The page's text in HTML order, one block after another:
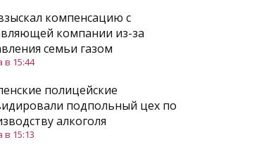
компенсацию с
компании из-за
семьи газом
в 15:44
полицейские
подпольный цех по
алкоголя
в 15:13